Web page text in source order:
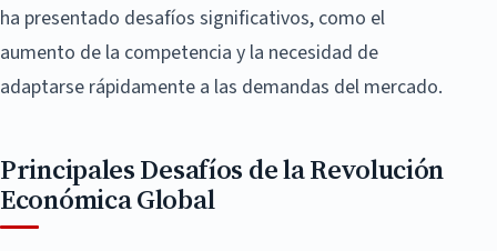
ha presentado desafíos significativos, como el
aumento de la competencia y la necesidad de
adaptarse rápidamente a las demandas del mercado.
Principales Desafíos de la Revolución
Económica Global